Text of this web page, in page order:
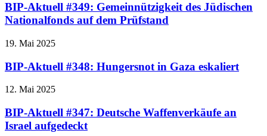
BIP-Aktuell #349: Gemeinnützigkeit des Jüdischen
Nationalfonds auf dem Prüfstand
19. Mai 2025
BIP-Aktuell #348: Hungersnot in Gaza eskaliert
12. Mai 2025
BIP-Aktuell #347: Deutsche Waffenverkäufe an
Israel aufgedeckt